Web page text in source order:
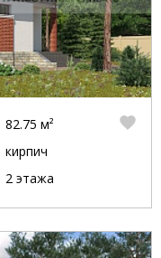
82.75 м²
кирпич
2 этажа